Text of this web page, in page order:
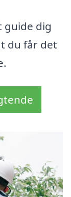
guide dig
du får det